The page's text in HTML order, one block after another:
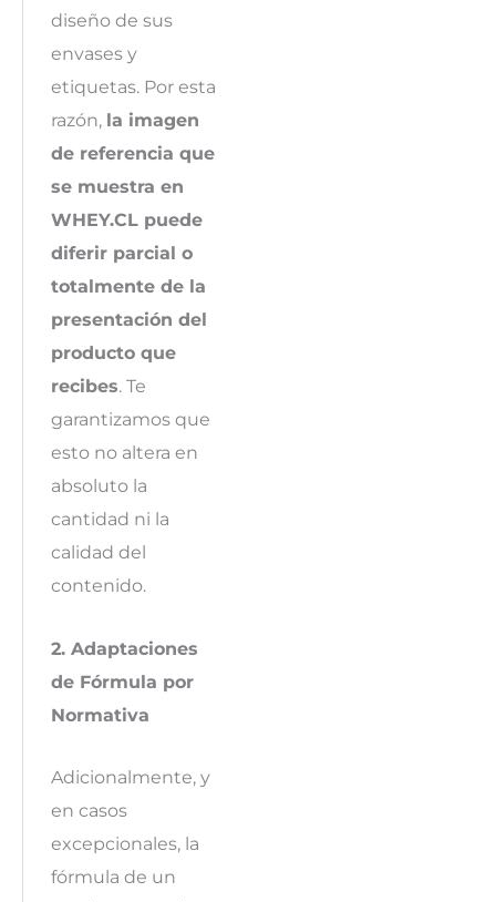
diseño de sus
envases y
etiquetas. Por esta
razón, la imagen
de referencia que
se muestra en
WHEY.CL puede
diferir parcial o
totalmente de la
presentación del
producto que
recibes. Te
garantizamos que
esto no altera en
absoluto la
cantidad ni la
calidad del
contenido.
2. Adaptaciones
de Fórmula por
Normativa
Adicionalmente, y
en casos
excepcionales, la
fórmula de un